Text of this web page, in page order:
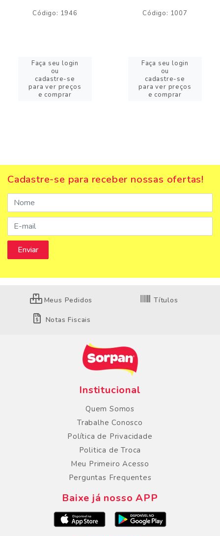
Código: 1946
Faça seu login
ou
cadastre-se
para ver preços
e comprar
Código: 1007
Faça seu login
ou
cadastre-se
para ver preços
e comprar
Cadastre-se para receber nossas ofertas!
Meus Pedidos Títulos
Notas Fiscais
Institucional
Quem Somos
Trabalhe Conosco
Política de Privacidade
Politica de Troca
Meu Primeiro Acesso
Perguntas Frequentes
Baixe já nosso APP